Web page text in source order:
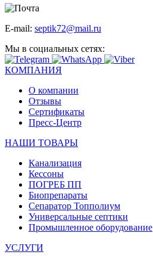
E-mail: septik72@mail.ru
Мы в социальных сетях:
КОМПАНИЯ
О компании
Отзывы
Сертификаты
Пресс-Центр
НАШИ ТОВАРЫ
Канализация
Кессоны
ПОГРЕБ ПП
Биопрепараты
Сепаратор Топполиум
Универсальные септики
Промышленное оборудование
УСЛУГИ